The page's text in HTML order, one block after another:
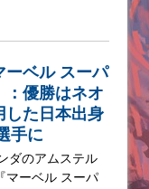
ーベル スーパ
：優勝はネオ
した日本出身
手に
ダのアムステル
マーベル スーパ